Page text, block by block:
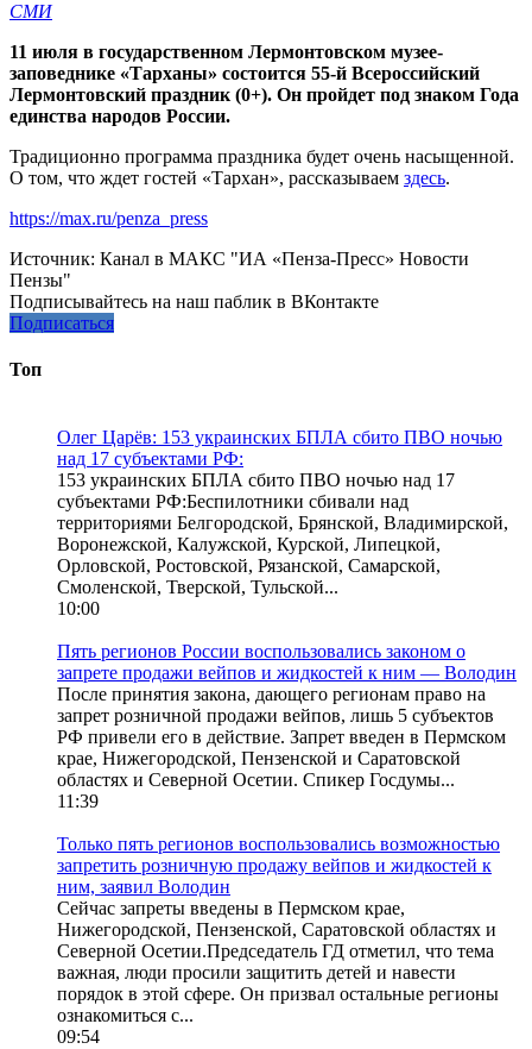
СМИ
11 июля в государственном Лермонтовском музее-
заповеднике «Тарханы» состоится 55-й Всероссийский
Лермонтовский праздник (0+). Он пройдет под знаком Года
единства народов России.
Традиционно программа праздника будет очень насыщенной.
О том, что ждет гостей «Тархан», рассказываем здесь.
https://max.ru/penza_press
Источник: Канал в МАКС "ИА «Пенза-Пресс» Новости
Пензы"
Подписывайтесь на наш паблик в ВКонтакте
Подписаться
Топ
Олег Царёв: 153 украинских БПЛА сбито ПВО ночью
над 17 субъектами РФ:
153 украинских БПЛА сбито ПВО ночью над 17
субъектами РФ:Беспилотники сбивали над
территориями Белгородской, Брянской, Владимирской,
Воронежской, Калужской, Курской, Липецкой,
Орловской, Ростовской, Рязанской, Самарской,
Смоленской, Тверской, Тульской...
10:00
Пять регионов России воспользовались законом о
запрете продажи вейпов и жидкостей к ним — Володин
После принятия закона, дающего регионам право на
запрет розничной продажи вейпов, лишь 5 субъектов
РФ привели его в действие. Запрет введен в Пермском
крае, Нижегородской, Пензенской и Саратовской
областях и Северной Осетии. Спикер Госдумы...
11:39
Только пять регионов воспользовались возможностью
запретить розничную продажу вейпов и жидкостей к
ним, заявил Володин
Сейчас запреты введены в Пермском крае,
Нижегородской, Пензенской, Саратовской областях и
Северной Осетии.Председатель ГД отметил, что тема
важная, люди просили защитить детей и навести
порядок в этой сфере. Он призвал остальные регионы
ознакомиться с...
09:54